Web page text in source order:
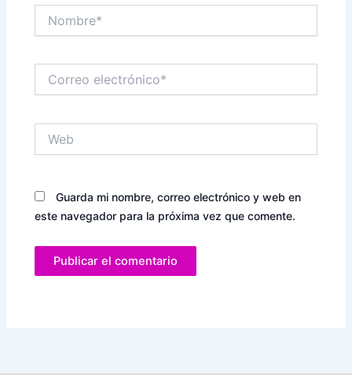
electrónico*
Guarda mi nombre, correo electrónico y web en
este navegador para la próxima vez que comente.